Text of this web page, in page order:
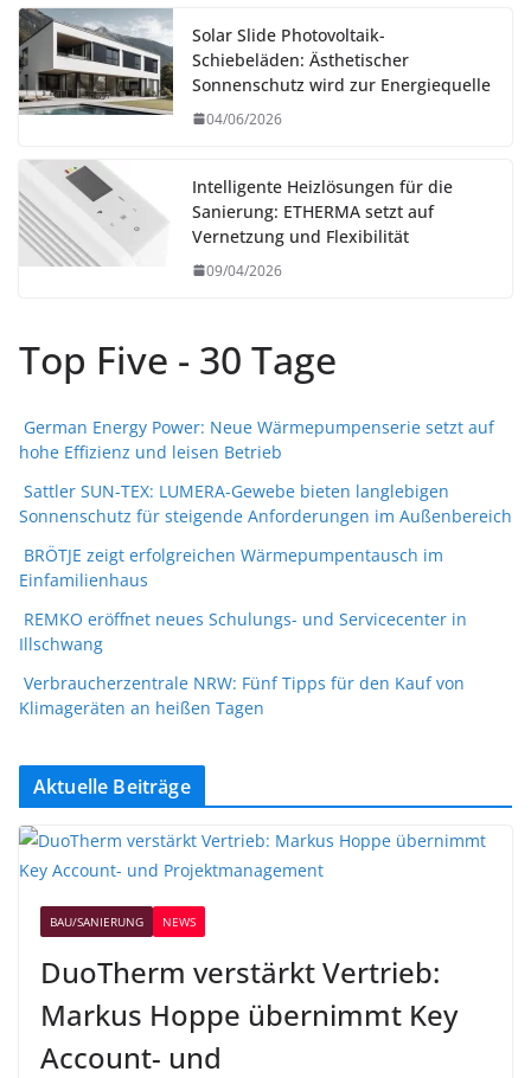
Solar Slide Photovoltaik-
Schiebeläden: Ästhetischer
Sonnenschutz wird zur Energiequelle
04/06/2026
Intelligente Heizlösungen für die
Sanierung: ETHERMA setzt auf
Vernetzung und Flexibilität
09/04/2026
Top Five - 30 Tage
German Energy Power: Neue Wärmepumpenserie setzt auf
hohe Effizienz und leisen Betrieb
Sattler SUN-TEX: LUMERA-Gewebe bieten langlebigen
Sonnenschutz für steigende Anforderungen im Außenbereich
BRÖTJE zeigt erfolgreichen Wärmepumpentausch im
Einfamilienhaus
REMKO eröffnet neues Schulungs- und Servicecenter in
Illschwang
Verbraucherzentrale NRW: Fünf Tipps für den Kauf von
Klimageräten an heißen Tagen
Aktuelle Beiträge
BAU/SANIERUNG NEWS
DuoTherm verstärkt Vertrieb:
Markus Hoppe übernimmt Key
Account- und